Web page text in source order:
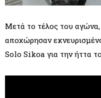
Μετά το τέλος του
αποχώρησαν
Solo Sikoa για την ήττα